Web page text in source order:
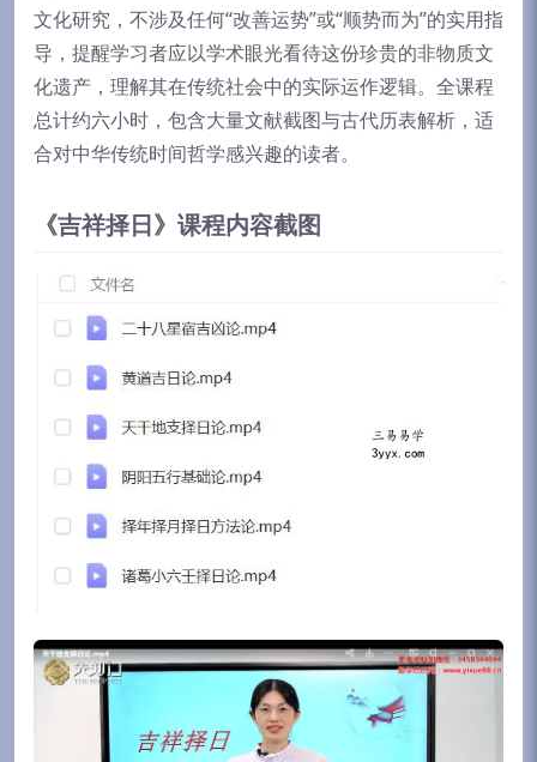
文化研究，不涉及任何“改善运势”或“顺势而为”的实用指
导，提醒学习者应以学术眼光看待这份珍贵的非物质文
化遗产，理解其在传统社会中的实际运作逻辑。全课程
总计约六小时，包含大量文献截图与古代历表解析，适
合对中华传统时间哲学感兴趣的读者。
《吉祥择日》课程内容截图